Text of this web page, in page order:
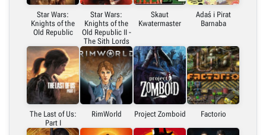
Star Wars:
Knights of the
Old Republic
Star Wars:
Knights of the
Old Republic II -
The Sith Lords
Skaut
Kwatermaster
Adaś i Pirat
Barnaba
The Last of Us:
Part I
RimWorld Project Zomboid Factorio